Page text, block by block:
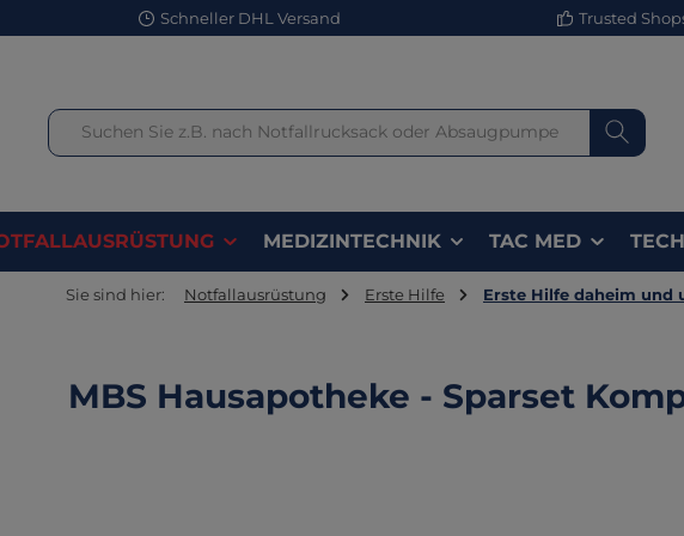
Schneller DHL Versand Trusted
MEDIZINTECHNIK TAC MED
Sie sind hier: Notfallausrüstung Erste Hilfe Erste Hilfe daheim und
MBS Hausapotheke - Sparset